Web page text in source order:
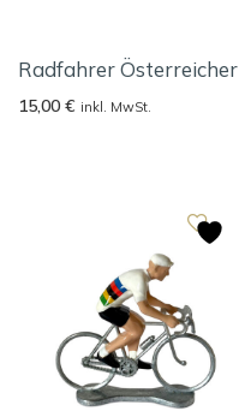
Radfahrer Österreicher
15,00 € inkl. MwSt.